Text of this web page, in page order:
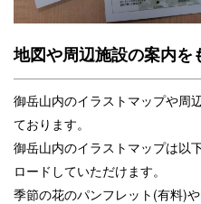
地図や周辺施設の案内を
御岳山内のイラストマップや周
ております。
御岳山内のイラストマップは以
ロードしていただけます。
季節の花のパンフレット(有料)